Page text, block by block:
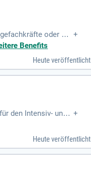
oder Ge
Team. Wir bieten
positiven Arbeits
+
Benefits
Heute veröffentlicht
den Intensiv- und
Arbeitsplatz biete
Vorteile wie kos
ein und bewirb
+
Heute veröffentlicht